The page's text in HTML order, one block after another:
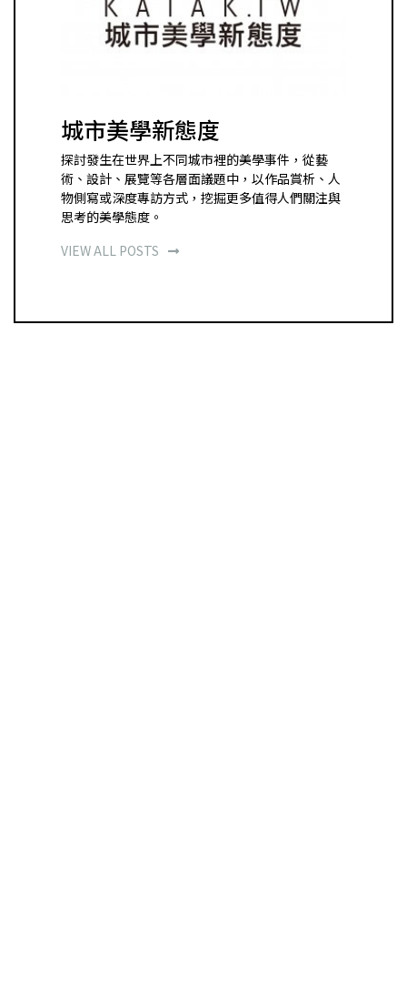
城市美學新態度
探討發生在世界上不同城市裡的美學事件，從藝
術、設計、展覽等各層面議題中，以作品賞析、人
物側寫或深度專訪方式，挖掘更多值得人們關注與
思考的美學態度。
VIEW ALL POSTS